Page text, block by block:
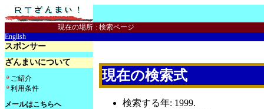
現在の場所 : 検索ページ
English
スポンサー
ざんまいについて
ご紹介
利用条件
メールはこちらへ
現在の検索式
検索する年: 1999.